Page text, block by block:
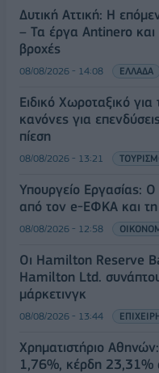
Δυτική Αττική: Η
– Τα έργα Antinero και
βροχές
08/08/2026 - 14:08 ΕΛΛΑΔΑ
Ειδικό Χωροταξικό για
κανόνες για
πίεση
08/08/2026 - 13:21
Υπουργείο Εργασίας:
από τον e-ΕΦΚΑ και
08/08/2026 - 12:58
Οι Hamilton Reserve
Hamilton Ltd.
μάρκετινγκ
08/08/2026 - 13:44
Χρηματιστήριο
1,76%, κέρδη 23,31%